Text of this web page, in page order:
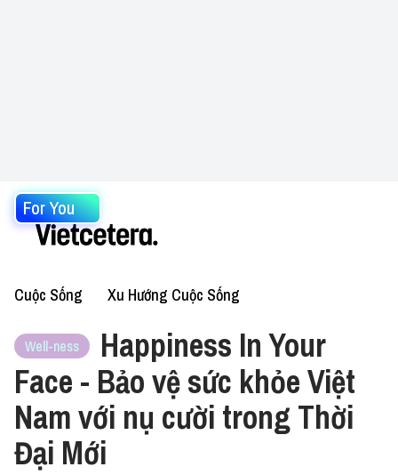
For You
Cuộc Sống Xu Hướng Cuộc Sống
Well-ness
Happiness In Your
Face - Bảo vệ sức khỏe Việt
Nam với nụ cười trong Thời
Đại Mới